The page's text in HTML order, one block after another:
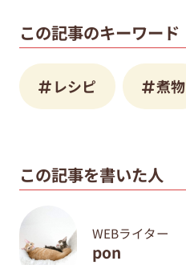
この記事のキーワード
レシピ 煮物
この記事を書いた人
WEBライター
pon